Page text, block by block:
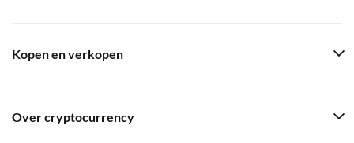
Kopen en verkopen
Over cryptocurrency